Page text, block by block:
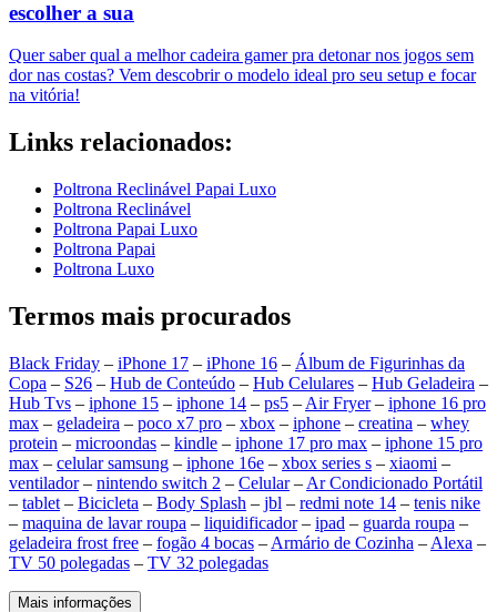
escolher a sua
Quer saber qual a melhor cadeira gamer pra detonar nos jogos sem
dor nas costas? Vem descobrir o modelo ideal pro seu setup e focar
na vitória!
Links relacionados:
Poltrona Reclinável Papai Luxo
Poltrona Reclinável
Poltrona Papai Luxo
Poltrona Papai
Poltrona Luxo
Termos mais procurados
Black Friday – iPhone 17 – iPhone 16 – Álbum de Figurinhas da
Copa – S26 – Hub de Conteúdo – Hub Celulares – Hub Geladeira –
Hub Tvs – iphone 15 – iphone 14 – ps5 – Air Fryer– iphone 16 pro
max – geladeira – poco x7 pro – xbox – iphone – creatina – whey
protein – microondas – kindle – iphone 17 pro max – iphone 15 pro
max – celular samsung – iphone 16e – xbox series s – xiaomi –
ventilador– nintendo switch 2 – Celular– Ar Condicionado Portátil
– tablet – Bicicleta – Body Splash – jbl – redmi note 14 – tenis nike
– maquina de lavar roupa – liquidificador– ipad – guarda roupa –
geladeira frost free – fogão 4 bocas – Armário de Cozinha – Alexa –
TV 50 polegadas – TV 32 polegadas
Mais informações